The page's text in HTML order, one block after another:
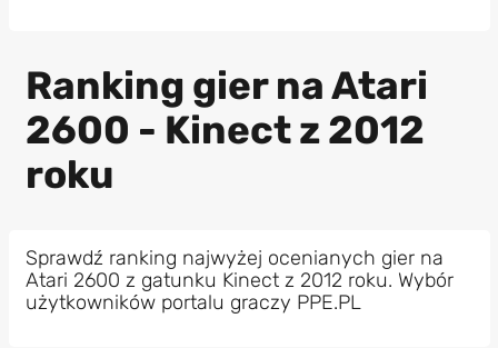
Ranking gier na Atari
2600 - Kinect z 2012
roku
Sprawdź ranking najwyżej ocenianych gier na
Atari 2600 z gatunku Kinect z 2012 roku. Wybór
użytkowników portalu graczy PPE.PL